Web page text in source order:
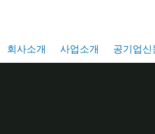
회사소개 사업소개 공기업신